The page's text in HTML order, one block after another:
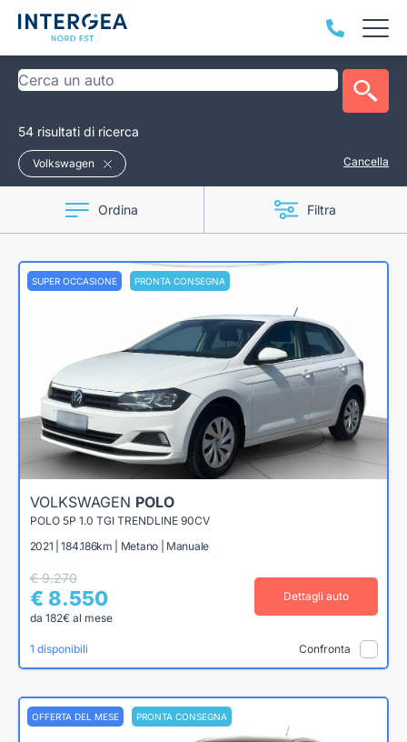
54 risultati di ricerca
Volkswagen Cancella
Ordina Filtra
SUPER OCCASIONE PRONTA CONSEGNA
VOLKSWAGEN POLO
POLO 5P 1.0 TGI TRENDLINE 90CV
2021 | 184.186km | Metano | Manuale
€ 9.270
€ 8.550
da 182€ al mese
Dettagli auto
1 disponibili Confronta
OFFERTA DEL MESE PRONTA CONSEGNA